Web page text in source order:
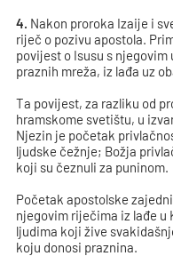
4. Nakon proroka Izaije i
riječ o pozivu apostola.
povijest o Isusu s
praznih mreža, iz lađa uz
Ta povijest, za razliku od
hramskome svetištu, u
Njezin je početak
ljudske čežnje; Božja
koji su čeznuli za puninom.
Početak apostolske
njegovim riječima iz lađe u
ljudima koji žive
koju donosi praznina.